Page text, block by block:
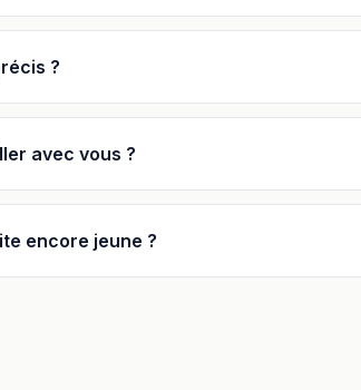
?
avec vous ?
encore jeune ?